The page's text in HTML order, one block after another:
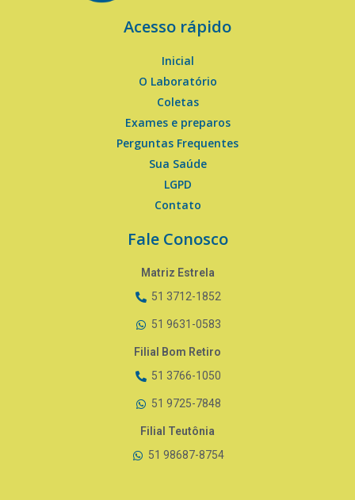
Acesso rápido
Inicial
O Laboratório
Coletas
Exames e preparos
Perguntas Frequentes
Sua Saúde
LGPD
Contato
Fale Conosco
Matriz Estrela
51 3712-1852
51 9631-0583
Filial Bom Retiro
51 3766-1050
51 9725-7848
Filial Teutônia
51 98687-8754